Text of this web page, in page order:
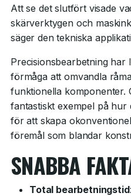
Att se det slutfört visade
skärverktygen och
säger den tekniska
Precisionsbearbetning har
förmåga att omvandla
funktionella komponenter.
fantastiskt exempel på hur
för att skapa
föremål som blandar
SNABBA
Total bearbetningstid